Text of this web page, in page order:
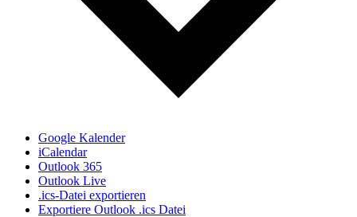
Google Kalender
iCalendar
Outlook 365
Outlook Live
.ics-Datei exportieren
Exportiere Outlook .ics Datei